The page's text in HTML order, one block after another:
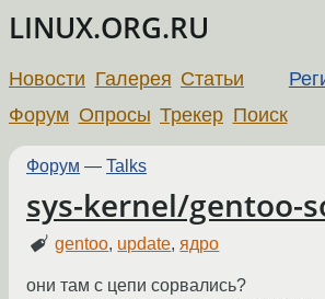
LINUX.ORG.RU
Новости Галерея Статьи
Форум Опросы Трекер Поиск
Форум — Talks
sys-kernel/gentoo-
gentoo, update,ядро
они там с цепи сорвались?